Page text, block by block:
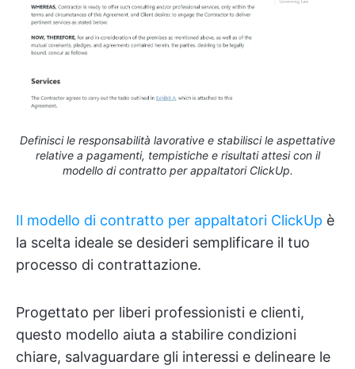
Definisci le responsabilità lavorative e stabilisci le aspettative
relative a pagamenti, tempistiche e risultati attesi con il
modello di contratto per appaltatori ClickUp.
Il modello di contratto per appaltatori ClickUp è
la scelta ideale se desideri semplificare il tuo
processo di contrattazione.
Progettato per liberi professionisti e clienti,
questo modello aiuta a stabilire condizioni
chiare, salvaguardare gli interessi e delineare le